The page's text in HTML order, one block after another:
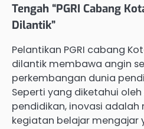
Tengah “PGRI Cabang
Dilantik”
Pelantikan PGRI cabang
dilantik membawa angin
perkembangan dunia
Seperti yang diketahui
pendidikan, inovasi adalah
kegiatan belajar mengajar